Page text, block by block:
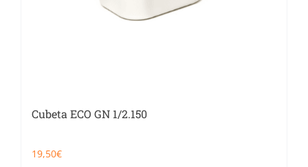
Cubeta ECO GN 1/2.150
19,50€